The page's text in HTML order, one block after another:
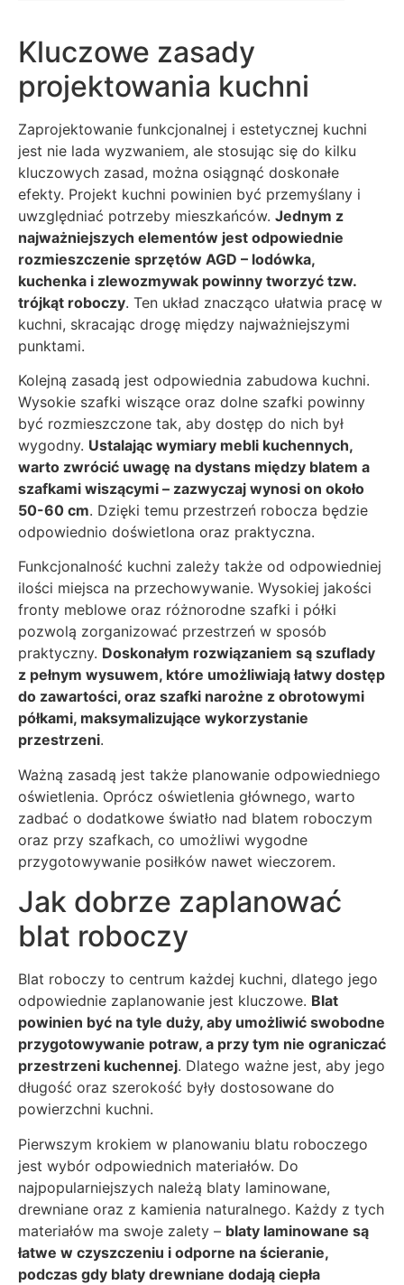
Kluczowe zasady
projektowania kuchni
Zaprojektowanie funkcjonalnej i estetycznej kuchni
jest nie lada wyzwaniem, ale stosując się do kilku
kluczowych zasad, można osiągnąć doskonałe
efekty. Projekt kuchni powinien być przemyślany i
uwzględniać potrzeby mieszkańców. Jednym z
najważniejszych elementów jest odpowiednie
rozmieszczenie sprzętów AGD – lodówka,
kuchenka i zlewozmywak powinny tworzyć tzw.
trójkąt roboczy. Ten układ znacząco ułatwia pracę w
kuchni, skracając drogę między najważniejszymi
punktami.
Kolejną zasadą jest odpowiednia zabudowa kuchni.
Wysokie szafki wiszące oraz dolne szafki powinny
być rozmieszczone tak, aby dostęp do nich był
wygodny. Ustalając wymiary mebli kuchennych,
warto zwrócić uwagę na dystans między blatem a
szafkami wiszącymi – zazwyczaj wynosi on około
50-60 cm. Dzięki temu przestrzeń robocza będzie
odpowiednio doświetlona oraz praktyczna.
Funkcjonalność kuchni zależy także od odpowiedniej
ilości miejsca na przechowywanie. Wysokiej jakości
fronty meblowe oraz różnorodne szafki i półki
pozwolą zorganizować przestrzeń w sposób
praktyczny. Doskonałym rozwiązaniem są szuflady
z pełnym wysuwem, które umożliwiają łatwy dostęp
do zawartości, oraz szafki narożne z obrotowymi
półkami, maksymalizujące wykorzystanie
przestrzeni.
Ważną zasadą jest także planowanie odpowiedniego
oświetlenia. Oprócz oświetlenia głównego, warto
zadbać o dodatkowe światło nad blatem roboczym
oraz przy szafkach, co umożliwi wygodne
przygotowywanie posiłków nawet wieczorem.
Jak dobrze zaplanować
blat roboczy
Blat roboczy to centrum każdej kuchni, dlatego jego
odpowiednie zaplanowanie jest kluczowe. Blat
powinien być na tyle duży, aby umożliwić swobodne
przygotowywanie potraw, a przy tym nie ograniczać
przestrzeni kuchennej. Dlatego ważne jest, aby jego
długość oraz szerokość były dostosowane do
powierzchni kuchni.
Pierwszym krokiem w planowaniu blatu roboczego
jest wybór odpowiednich materiałów. Do
najpopularniejszych należą blaty laminowane,
drewniane oraz z kamienia naturalnego. Każdy z tych
materiałów ma swoje zalety – blaty laminowane są
łatwe w czyszczeniu i odporne na ścieranie,
podczas gdy blaty drewniane dodają ciepła